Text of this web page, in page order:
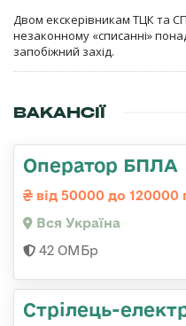
Двом екскерівникам ТЦК та
незаконному «списанні»
запобіжний захід.
ВАКАНСІЇ
Оператор БПЛА
від 50000 до 120000
Вся Україна
42 ОМБр
Стрілець-